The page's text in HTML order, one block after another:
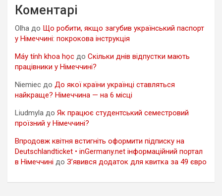
Коментарі
Olha до Що робити, якщо загубив український паспорт
у Німеччині: покрокова інструкція
Máy tính khoa học до Скільки днів відпустки мають
працівники у Німеччині?
Niemiec до До якої країни українці ставляться
найкраще? Німеччина — на 6 місці
Liudmyla до Як працює студентський семестровий
проїзний у Німеччині?
Впродовж квітня встигніть оформити підписку на
Deutschlandticket • inGermany.net інформаційний портал
в Німеччині до З’явився додаток для квитка за 49 євро